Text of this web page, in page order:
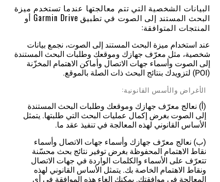
البيانات الشخصية التي تتم معالجتها عندما تستخدم ميزة
البحث المستند إلى الصوت في تطبيق Garmin Drive أو
المنتجات المتوافقة:
عند استخدام ميزة البحث المستند إلى الصوت، نجمع بيانات
شخصية، مثل معرّف جهازك وموقعك وطلبات البحث المستندة
إلى الصوت وأسماء جهات الاتصال وأماكن الاهتمام المخزّنة
(POI) لتزويدك بنتائج البحث ذات الصلة بالموقع.
الأغراض والأسس القانونية:
(أ) نعالج معرّف جهازك وموقعك وطلبات البحث المستندة
إلى الصوت بغرض إكمال عمليات البحث التي طلبتها. يتمثل
الأساس القانوني لهذه المعالجة في تنفيذ عقد ما.
(ب) نعالج معرّف جهازك وأسماء جهات الاتصال وأسماء
نقاط الاهتمام المحفوظة بغرض توفير نتائج بحث محسّنة
تتعرّف على الأسماء والكلمات الواردة في جهات الاتصال
ونقاط الاهتمام الخاصة بك. يتمثل الأساس القانوني لهذه
المعالجة في موافقتك. يمكنك إلغاء هذه الموافقة في أي